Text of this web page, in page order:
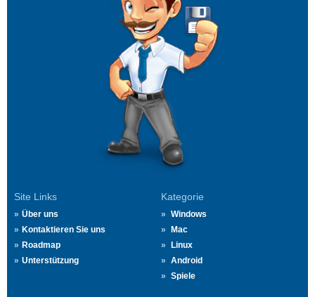
Site Links
Über uns
Kontaktieren Sie uns
Roadmap
Unterstützung
Kategorie
Windows
Mac
Linux
Android
Spiele